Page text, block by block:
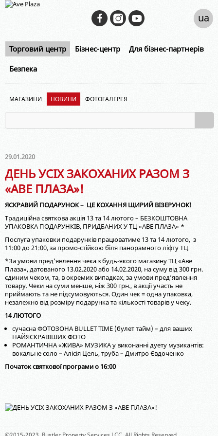
Торговий центр Бізнес-центр Для бізнес-партнерів
Безпека
ua
МАГАЗИНИ НОВИНИ ФОТОГАЛЕРЕЯ
29.01.2020
ДЕНЬ УСІХ ЗАКОХАНИХ РАЗОМ З
«АВЕ ПЛАЗА»!
ЯСКРАВИЙ ПОДАРУНОК – ЦЕ КОХАННЯ ЩИРИЙ ВІЗЕРУНОК!
Традиційна святкова акція 13 та 14 лютого – БЕЗКОШТОВНА
УПАКОВКА ПОДАРУНКІВ, ПРИДБАНИХ У ТЦ «АВЕ ПЛАЗА» *
Послуга упаковки подарунків працюватиме 13 та 14 лютого, з
11:00 до 21:00, за промо-стійкою біля панорамного ліфту ТЦ
*За умови пред’явлення чека з будь-якого магазину ТЦ «Aве
Плаза», датованого 13.02.2020 або 14.02.2020, на суму від 300 грн.
єдиним чеком, та, в окремих випадках, за умови пред’явлення
товару. Чеки на суми менше, ніж 300 грн., в акції участь не
приймають та не підсумовуються. Один чек = одна упаковка,
незалежно від розміру подарунка та кількості товарів у чеку.
14 ЛЮТОГО
сучасна ФОТОЗОНА BULLET TIME (булет тайм) – для ваших
НАЙЯСКРАВІШИХ ФОТО
РОМАНТИЧНА «ЖИВА» МУЗИКА у виконанні дуету музикантів:
вокальне соло – Алісія Цель, труба – Дмитро Євдоченко
Початок святкової програми о 16:00